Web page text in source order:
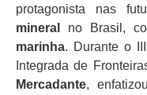
protagonista nas
mineral
no Brasil,
marinha. Durante o
Integrada de
Mercadante,